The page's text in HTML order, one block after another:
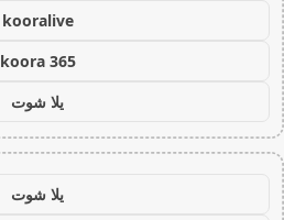
kooralive
koora 365
يلا شوت
يلا شوت